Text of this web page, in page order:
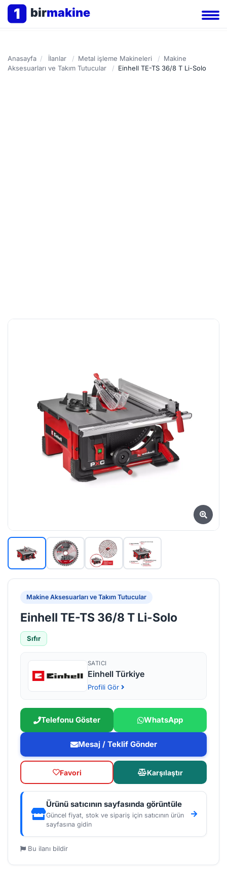
1 birmakine
Anasayfa / İlanlar / Metal işleme Makineleri / Makine
Aksesuarları ve Takım Tutucular
/ Einhell TE-TS 36/8 T Li-Solo
Makine Aksesuarları ve Takım Tutucular
Einhell TE-TS 36/8 T Li-Solo
Sıfır
SATICI
Einhell Türkiye
Profili Gör
Telefonu Göster WhatsApp
Mesaj / Teklif Gönder
Favori Karşılaştır
Ürünü satıcının sayfasında görüntüle
Güncel fiyat, stok ve sipariş için satıcının ürün
sayfasına gidin
Bu ilanı bildir